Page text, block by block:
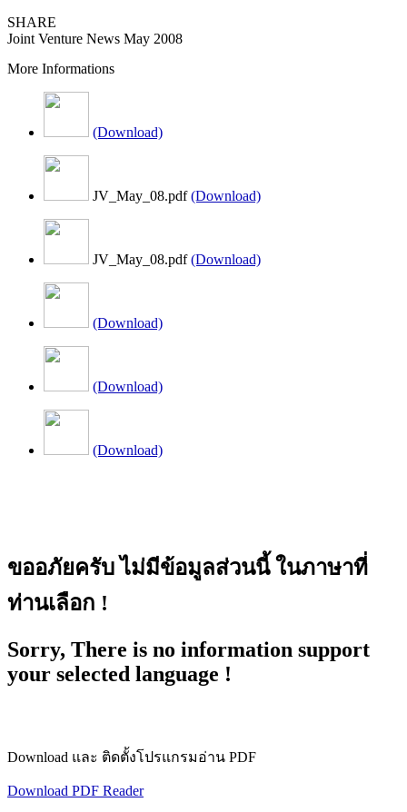
SHARE
Joint Venture News May 2008
More Informations
(Download)
JV_May_08.pdf (Download)
JV_May_08.pdf (Download)
(Download)
(Download)
(Download)
ขออภัยครับ ไม่มีข้อมูลส่วนนี้ ในภาษาที่
ท่านเลือก !
Sorry, There is no information support
your selected language !
Download และ ติดตั้งโปรแกรมอ่าน PDF
Download PDF Reader